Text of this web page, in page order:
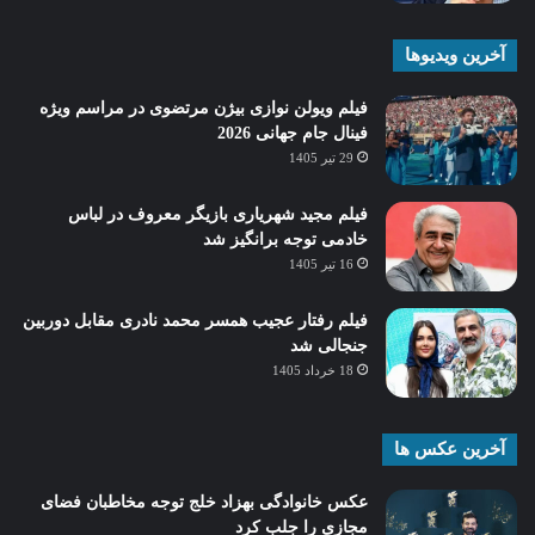
آخرین ویدیوها
فیلم ویولن نوازی بیژن مرتضوی در مراسم ویژه
فینال جام جهانی 2026
29 تیر 1405
فیلم مجید شهریاری بازیگر معروف در لباس
خادمی توجه برانگیز شد
16 تیر 1405
فیلم رفتار عجیب همسر محمد نادری مقابل دوربین
جنجالی شد
18 خرداد 1405
آخرین عکس ها
عکس خانوادگی بهزاد خلج توجه مخاطبان فضای
مجازی را جلب کرد